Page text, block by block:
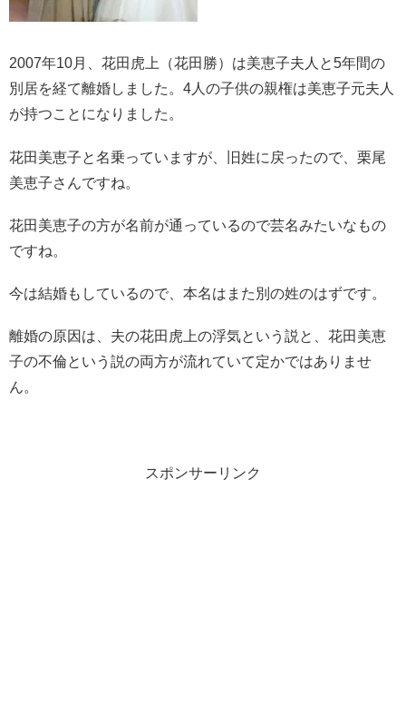
2007年10月、花田虎上（花田勝）は美恵子夫人と5年間の
別居を経て離婚しました。4人の子供の親権は美恵子元夫人
が持つことになりました。
花田美恵子と名乗っていますが、旧姓に戻ったので、栗尾
美恵子さんですね。
花田美恵子の方が名前が通っているので芸名みたいなもの
ですね。
今は結婚もしているので、本名はまた別の姓のはずです。
離婚の原因は、夫の花田虎上の浮気という説と、花田美恵
子の不倫という説の両方が流れていて定かではありませ
ん。
スポンサーリンク